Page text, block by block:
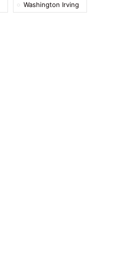
Washington Irving